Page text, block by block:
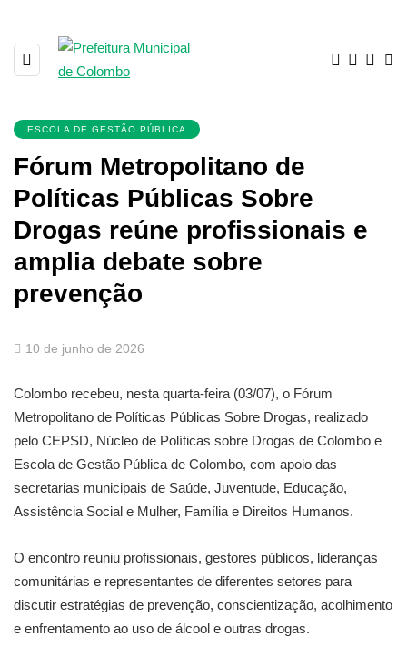
ESCOLA DE GESTÃO PÚBLICA
Fórum Metropolitano de
Políticas Públicas Sobre
Drogas reúne profissionais e
amplia debate sobre
prevenção
10 de junho de 2026
Colombo recebeu, nesta quarta-feira (03/07), o Fórum
Metropolitano de Políticas Públicas Sobre Drogas, realizado
pelo CEPSD, Núcleo de Políticas sobre Drogas de Colombo e
Escola de Gestão Pública de Colombo, com apoio das
secretarias municipais de Saúde, Juventude, Educação,
Assistência Social e Mulher, Família e Direitos Humanos.
O encontro reuniu profissionais, gestores públicos, lideranças
comunitárias e representantes de diferentes setores para
discutir estratégias de prevenção, conscientização, acolhimento
e enfrentamento ao uso de álcool e outras drogas.